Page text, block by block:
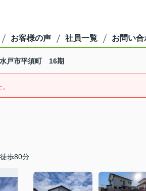
お客様の声 社員一覧 お問い合
水戸市平須町 16期
歩80分